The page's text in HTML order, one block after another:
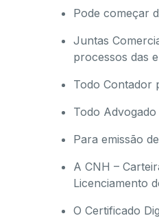
Pode começar
Juntas
processos das
Todo Contador
Todo
Para emissão
A CNH –
Licenciamento
O Certificado